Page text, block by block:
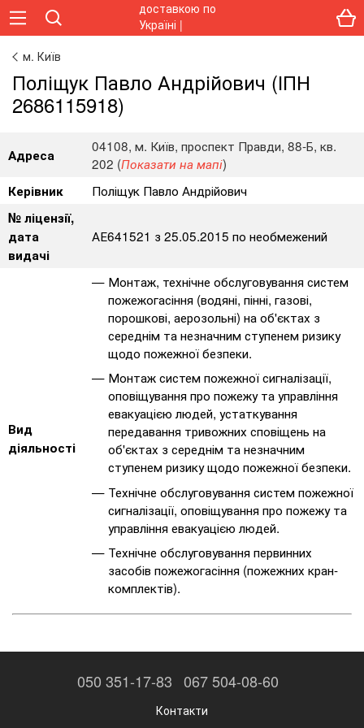
м. Київ
Поліщук Павло Андрійович (ІПН
2686115918)
Адреса
04108, м. Київ, проспект Правди, 88-Б, кв.
202 (Показати на мапі)
Керівник
Поліщук Павло Андрійович
№ ліцензії,
дата
видачі
АЕ641521 з 25.05.2015 по необмежений
Вид
діяльності
Монтаж, технічне обслуговування систем
пожежогасіння (водяні, пінні, газові,
порошкові, аерозольні) на об'єктах з
середнім та незначним ступенем ризику
щодо пожежної безпеки.
Монтаж систем пожежної сигналізації,
оповіщування про пожежу та управління
евакуацією людей, устаткування
передавання тривожних сповіщень на
об'єктах з середнім та незначним
ступенем ризику щодо пожежної безпеки.
Технічне обслуговування систем пожежної
сигналізації, оповіщування про пожежу та
управління евакуацією людей.
Технічне обслуговування первинних
засобів пожежогасіння (пожежних кран-
комплектів).
050 351-17-83 067 504-08-60
Контакти